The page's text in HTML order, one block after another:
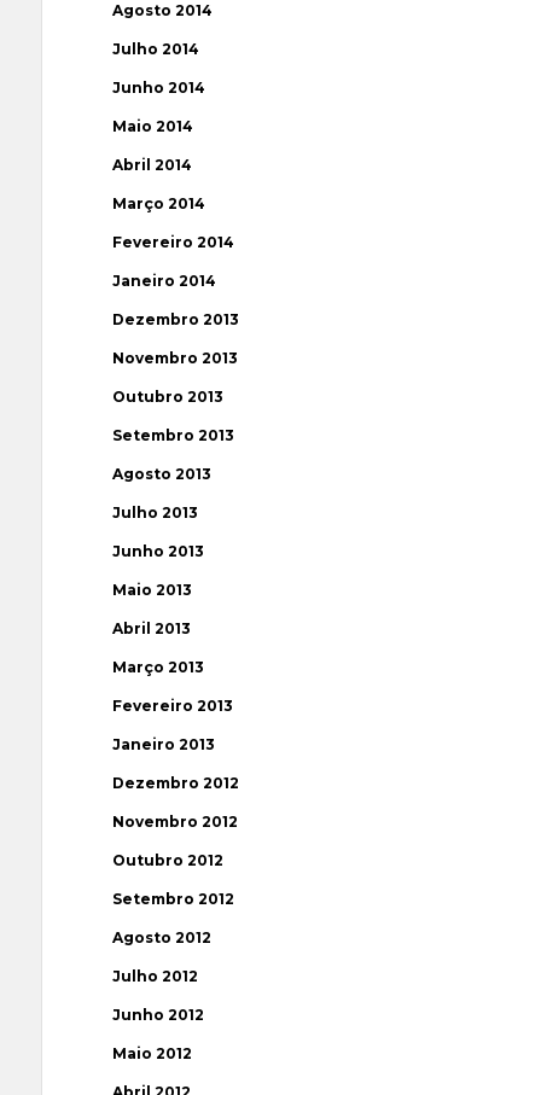
Agosto 2014
Julho 2014
Junho 2014
Maio 2014
Abril 2014
Março 2014
Fevereiro 2014
Janeiro 2014
Dezembro 2013
Novembro 2013
Outubro 2013
Setembro 2013
Agosto 2013
Julho 2013
Junho 2013
Maio 2013
Abril 2013
Março 2013
Fevereiro 2013
Janeiro 2013
Dezembro 2012
Novembro 2012
Outubro 2012
Setembro 2012
Agosto 2012
Julho 2012
Junho 2012
Maio 2012